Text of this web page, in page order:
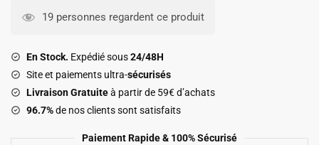
Bayern
2025
2026
Pavlovic
19 personnes regardent ce produit
En Stock. Expédié sous24/48H
Site et paiements ultra-sécurisés
Livraison Gratuiteà partir de 59€ d’achats
96.7%de nos clients sont satisfaits
Paiement Rapide & 100% Sécurisé